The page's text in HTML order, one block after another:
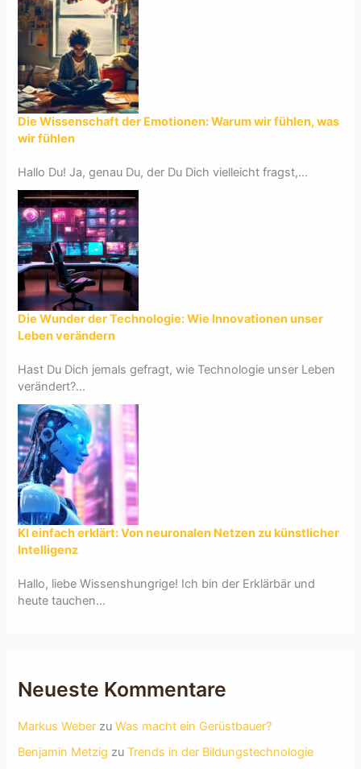
Die Wissenschaft der Emotionen: Warum wir fühlen, was
wir fühlen
Hallo Du! Ja, genau Du, der Du Dich vielleicht fragst,...
Die Wunder der Technologie: Wie Innovationen unser
Leben verändern
Hast Du Dich jemals gefragt, wie Technologie unser Leben
verändert?...
KI einfach erklärt: Von neuronalen Netzen zu künstlicher
Intelligenz
Hallo, liebe Wissenshungrige! Ich bin der Erklärbär und
heute tauchen...
Neueste Kommentare
Markus Weber zuWas macht ein Gerüstbauer?
Benjamin Metzig zuTrends in der Bildungstechnologie